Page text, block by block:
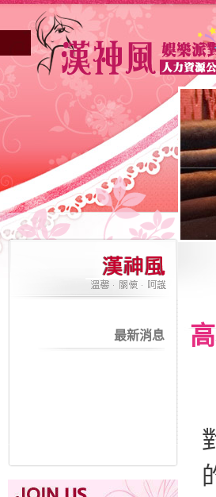
妳正因不景氣的年代找不到工作？
最新消息